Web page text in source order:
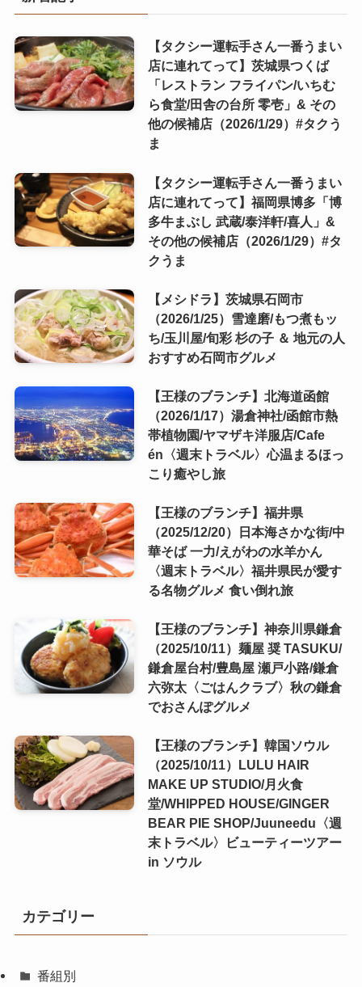
【タクシー運転手さん一番うまい
店に連れてって】茨城県つくば
「レストラン フライパン/いちむ
ら食堂/田舎の台所 零壱」& その
他の候補店（2026/1/29）#タクう
ま
【タクシー運転手さん一番うまい
店に連れてって】福岡県博多「博
多牛まぶし 武蔵/泰洋軒/喜人」&
その他の候補店（2026/1/29）#タ
クうま
【メシドラ】茨城県石岡市
（2026/1/25）雪達磨/もつ煮もッ
ち/玉川屋/旬彩 杉の子 ＆ 地元の人
おすすめ石岡市グルメ
【王様のブランチ】北海道函館
（2026/1/17）湯倉神社/函館市熱
帯植物園/ヤマザキ洋服店/Cafe
én〈週末トラベル〉心温まるほっ
こり癒やし旅
【王様のブランチ】福井県
（2025/12/20）日本海さかな街/中
華そば 一力/えがわの水羊かん
〈週末トラベル〉福井県民が愛す
る名物グルメ 食い倒れ旅
【王様のブランチ】神奈川県鎌倉
（2025/10/11）麺屋 奨 TASUKU/
鎌倉屋台村/豊島屋 瀬戸小路/鎌倉
六弥太〈ごはんクラブ〉秋の鎌倉
でおさんぽグルメ
【王様のブランチ】韓国ソウル
（2025/10/11）LULU HAIR
MAKE UP STUDIO/月火食
堂/WHIPPED HOUSE/GINGER
BEAR PIE SHOP/Juuneedu〈週
末トラベル〉ビューティーツアー
in ソウル
カテゴリー
番組別